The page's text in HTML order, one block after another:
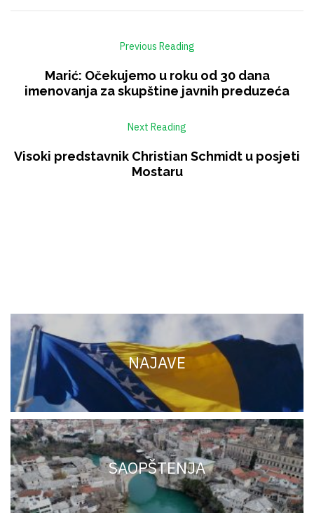
Previous Reading
Marić: Očekujemo u roku od 30 dana
imenovanja za skupštine javnih preduzeća
Next Reading
Visoki predstavnik Christian Schmidt u posjeti
Mostaru
NAJAVE
SAOPŠTENJA